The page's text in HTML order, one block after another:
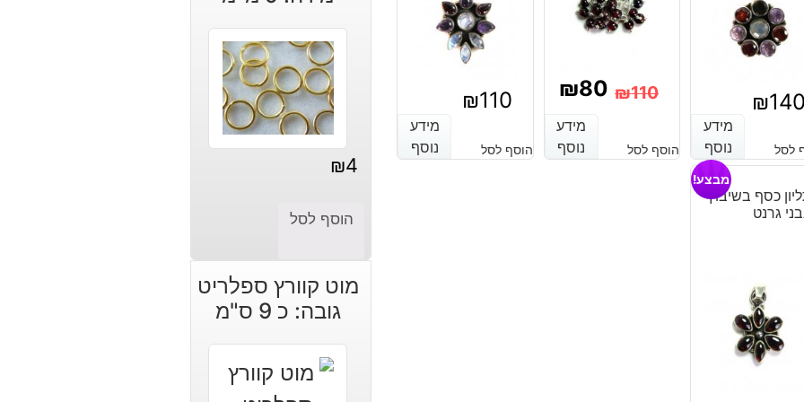
₪140
מידע
נוסף
לסל
מידע
נוסף
₪110
המקורי
₪80
הנוכחי
מידע
נוסף
הוסף לסל
מידע
נוסף
₪110
מידע
נוסף
הוסף לסל
מידע
נוסף
כסף בשיבוץ
גרנט
מבצע!
₪4
הוסף לסל
מוט קוורץ ספלריט
גובה: כ 9 ס"מ